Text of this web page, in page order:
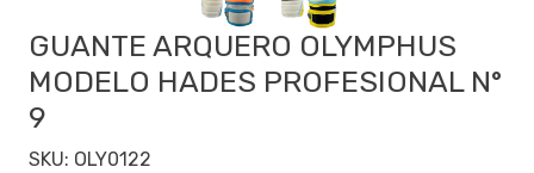
GUANTE ARQUERO OLYMPHUS
MODELO HADES PROFESIONAL N°
9
SKU: OLY0122